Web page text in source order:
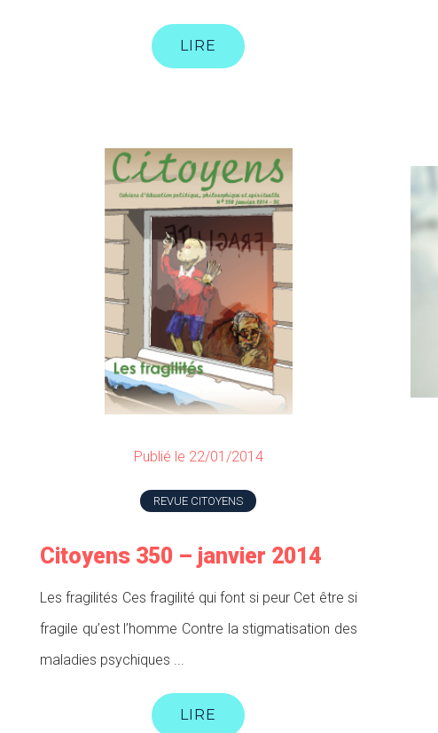
LIRE
Publié le 22/01/2014
REVUE CITOYENS
Citoyens 350 – janvier 2014
Les fragilités Ces fragilité qui font si peur Cet être si
fragile qu’est l’homme Contre la stigmatisation des
maladies psychiques ...
LIRE